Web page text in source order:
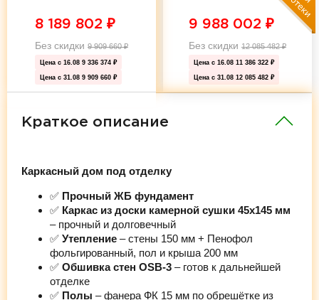
8 189 802 ₽
Без скидки 9 909 660₽
Цена с 16.08 9 336 374 ₽
Цена с 31.08 9 909 660 ₽
9 988 002 ₽
Без скидки 12 085 482₽
Цена с 16.08 11 386 322 ₽
Цена с 31.08 12 085 482 ₽
Краткое описание
Каркасный дом под отделку
✅ Прочный ЖБ фундамент
✅ Каркас из доски камерной сушки 45х145 мм
– прочный и долговечный
✅ Утепление – стены 150 мм + Пенофол
фольгированный, пол и крыша 200 мм
✅ Обшивка стен OSB-3 – готов к дальнейшей
отделке
✅ Полы – фанера ФК 15 мм по обрешётке из